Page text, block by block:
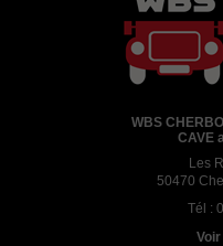
WBS
CAVE
Les
50470
Tél :